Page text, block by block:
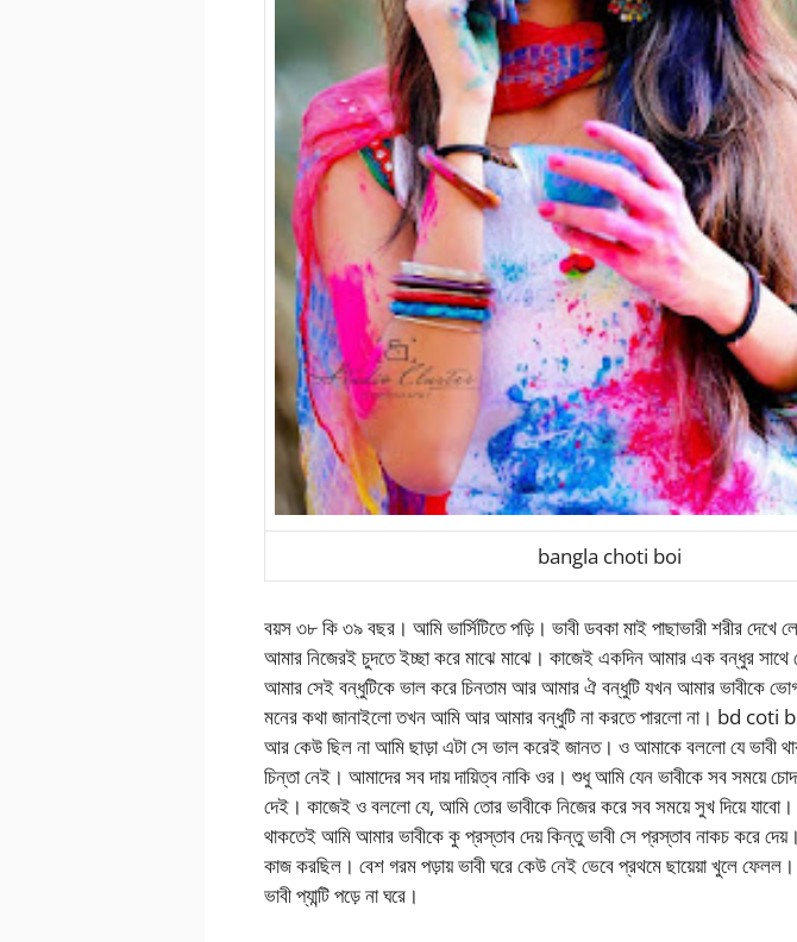
bangla choti boi
বয়স ৩৮ কি ৩৯ বছর। আমি ভার্সিটিতে পড়ি। ভাবী ডবকা মাই পাছাভারী শরীর
আমার নিজেরই চুদতে ইচ্ছা করে মাঝে মাঝে। কাজেই একদিন আমার এক বন্ধুর
আমার সেই বন্ধুটিকে ভাল করে চিনতাম আর আমার ঐ বন্ধুটি যখন আমার ভাবীকে
মনের কথা জানাইলো তখন আমি আর আমার বন্ধুটি না করতে পারলো না। bd coti
আর কেউ ছিল না আমি ছাড়া এটা সে ভাল করেই জানত। ও আমাকে বললো যে ভাবী
চিন্তা নেই। আমাদের সব দায় দায়িত্ব নাকি ওর। শুধু আমি যেন ভাবীকে সব সময়ে
দেই। কাজেই ও বললো যে, আমি তোর ভাবীকে নিজের করে সব সময়ে সুখ দিয়ে
থাকতেই আমি আমার ভাবীকে কু প্রস্তাব দেয় কিন্তু ভাবী সে প্রস্তাব নাকচ করে
কাজ করছিল। বেশ গরম পড়ায় ভাবী ঘরে কেউ নেই ভেবে প্রথমে ছায়েয়া খুলে ফেলল।
ভাবী প্যান্টি পড়ে না ঘরে।